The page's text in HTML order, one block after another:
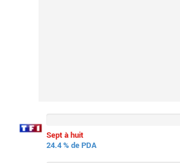
Sept à huit
24.4 % de PDA